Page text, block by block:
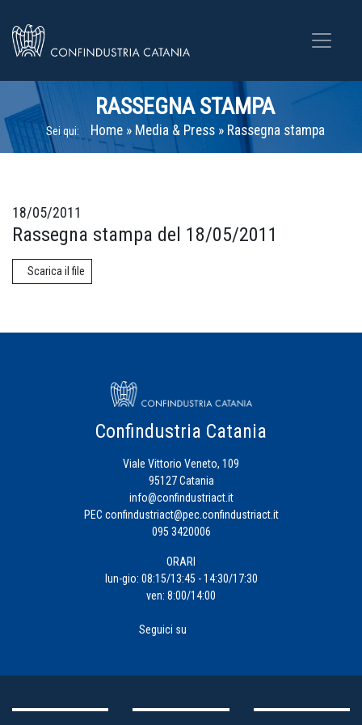
RASSEGNA STAMPA
Sei qui: Home» Media & Press» Rassegna stampa
18/05/2011
Rassegna stampa del 18/05/2011
Scarica il file
Confindustria Catania
Viale Vittorio Veneto, 109
95127 Catania
info@confindustriact.it
PEC confindustriact@pec.confindustriact.it
095 3420006
ORARI
lun-gio: 08:15/13:45 - 14:30/17:30
ven: 8:00/14:00
Seguici su